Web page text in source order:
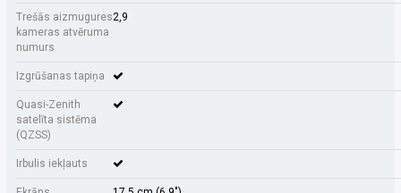
Trešās aizmugures
kameras atvēruma
numurs
2,9
Izgrūšanas tapiņa
Quasi-Zenith
satelīta sistēma
(QZSS)
Irbulis iekļauts